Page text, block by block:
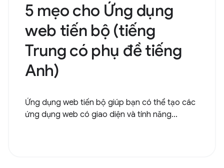
5 mẹo cho Ứng dụng
web tiến bộ (tiếng
Trung có phụ đề tiếng
Anh)
Ứng dụng web tiến bộ giúp bạn có thể tạo các
ứng dụng web có giao diện và tính năng...